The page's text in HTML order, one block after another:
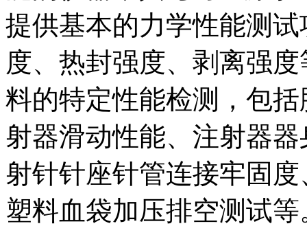
提供基本的力学性能测
度、热封强度、剥离强
料的特定性能检测，包
射器滑动性能、注射器
射针针座针管连接牢固
塑料血袋加压排空测试等